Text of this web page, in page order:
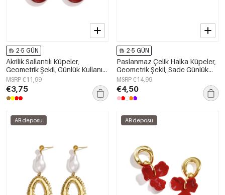
2-5 GÜN
Akrilik Sallantılı Küpeler,
Geometrik Şekil, Günlük Kullanım
İçin Sade Seri, Kadın Takıları
MSRP €11,99
€3,75
2-5 GÜN
Paslanmaz Çelik Halka Küpeler,
Geometrik Şekil, Sade Günlük
Seri, Kadın Takıları
MSRP €14,99
€4,50
AB deposu AB deposu